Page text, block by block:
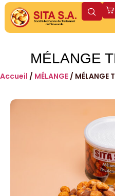
MÉLANGE
Accueil / MÉLANGE / MÉLANGE